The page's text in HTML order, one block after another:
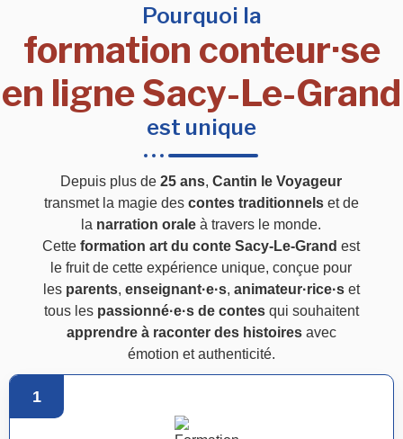
Pourquoi la
formation conteur·se
en ligne Sacy-Le-Grand
est unique
Depuis plus de25 ans,Cantin le Voyageur
transmet la magie des contes traditionnelset de
la narration orale à travers le monde.
Cetteformation art du conte Sacy-Le-Grand est
le fruit de cette expérience unique, conçue pour
les parents, enseignant·e·s, animateur·rice·set
tous les passionné·e·s de contesqui souhaitent
apprendre à raconter des histoiresavec
émotion et authenticité.
1